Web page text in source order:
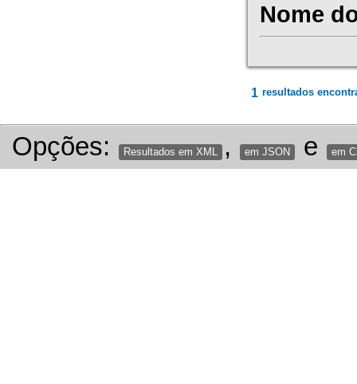
Nome
1 resultados
Opções: Resultados em XML , em JSON e em